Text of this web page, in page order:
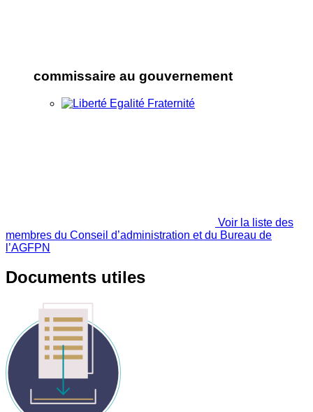
commissaire au gouvernement
Voir la liste des
membres du Conseil d’administration et du Bureau de
l’AGFPN
Documents utiles